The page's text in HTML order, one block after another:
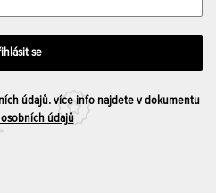
údajů. více info najdete v dokumentu
údajů